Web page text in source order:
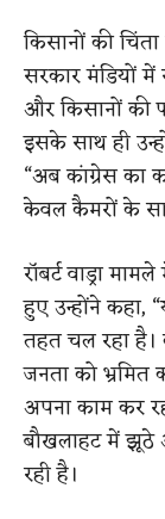
किसानों की
सरकार मंडियों
और किसानों की
इसके साथ ही
“अब कांग्रेस का
केवल कैमरों के
रॉबर्ट वाड्रा
हुए उन्होंने कहा,
तहत चल रहा
जनता को
अपना काम कर
बौखलाहट में झूठे
रही है।